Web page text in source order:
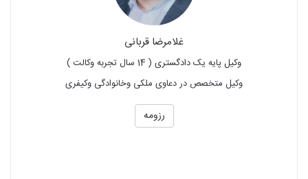
غلامرضا قربانی
وکیل پایه یک دادگستری ( 14 سال تجربه وکالت )
وکیل متخصص در دعاوی ملکی وخانوادگی وکیفری
رزومه